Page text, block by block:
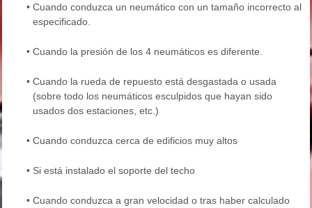
• Cuando conduzca un neumático con un tamaño incorrecto al
especificado.
• Cuando la presión de los 4 neumáticos es diferente.
• Cuando la rueda de repuesto está desgastada o usada
(sobre todo los neumáticos esculpidos que hayan sido
usados dos estaciones, etc.)
• Cuando conduzca cerca de edificios muy altos
• Si está instalado el soporte del techo
• Cuando conduzca a gran velocidad o tras haber calculado